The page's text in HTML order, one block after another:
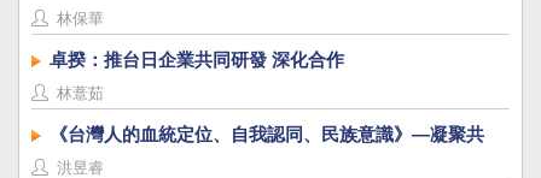
林保華
卓揆：推台日企業共同研發 深化合作
林薏茹
《台灣人的血統定位、自我認同、民族意識》—凝聚共
識，建立台灣國族認同
洪昱睿